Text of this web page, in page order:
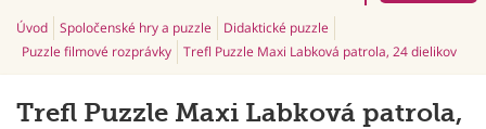
Úvod Spoločenské hry a puzzle
Didaktické puzzle
Puzzle filmové rozprávky
Trefl Puzzle Maxi Labková patrola, 24 dielikov
Trefl Puzzle Maxi Labková patrola,